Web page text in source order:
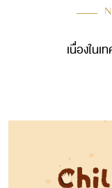
เนื่องใน